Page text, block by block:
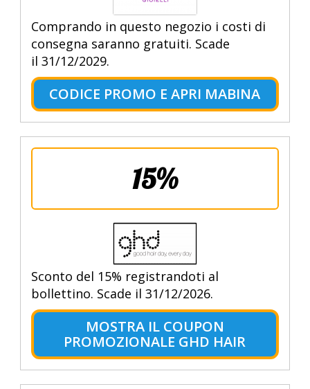
Comprando in questo negozio i costi di
consegna saranno gratuiti. Scade
il 31/12/2029.
CODICE PROMO E APRI MABINA
15%
Sconto del 15% registrandoti al
bollettino. Scade il 31/12/2026.
MOSTRA IL COUPON
PROMOZIONALE GHD HAIR